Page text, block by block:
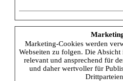
Marketing-Cookies werden
Webseiten zu folgen. Die
relevant und ansprechend für
und daher wertvoller für